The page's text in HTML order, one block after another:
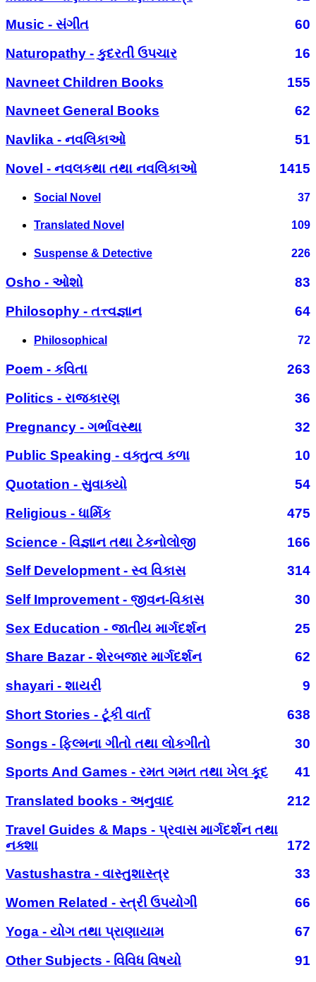
Music - સંગીત
60
Naturopathy - કુદરતી ઉપચાર
16
Navneet Children Books
155
Navneet General Books
62
Navlika - નવલિકાઓ
51
Novel - નવલકથા તથા નવલિકાઓ
1415
Social Novel 37
Translated Novel 109
Suspense & Detective 226
Osho - ઓશો
83
Philosophy - તત્ત્વજ્ઞાન
64
Philosophical 72
Poem - કવિતા
263
Politics - રાજકારણ
36
Pregnancy - ગર્ભાવસ્થા
32
Public Speaking - વક્તુત્વ કળા
10
Quotation - સુવાક્યો
54
Religious - ધાર્મિક
475
Science - વિજ્ઞાન તથા ટેકનોલોજી
166
Self Development - સ્વ વિકાસ
314
Self Improvement - જીવન-વિકાસ
30
Sex Education - જાતીય માર્ગદર્શન
25
Share Bazar - શેરબજાર માર્ગદર્શન
62
shayari - શાયરી
9
Short Stories - ટૂંકી વાર્તા
638
Songs - ફિલ્મના ગીતો તથા લોકગીતો
30
Sports And Games - રમત ગમત તથા ખેલ કૂદ
41
Translated books - અનુવાદ
212
Travel Guides & Maps - પ્રવાસ માર્ગદર્શન તથા
નક્શા
172
Vastushastra - વાસ્તુશાસ્ત્ર
33
Women Related - સ્ત્રી ઉપયોગી
66
Yoga - યોગ તથા પ્રાણાયામ
67
Other Subjects - વિવિધ વિષયો
91